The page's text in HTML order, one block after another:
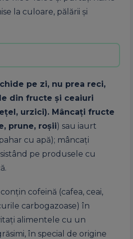
la culoare, pălării şi
pe zi, nu prea reci,
din fructe şi ceaiuri
urzici). Mâncaţi fructe
prune, roşii) sau iaurt
cu apă); mâncaţi
pe produsele cu
cofeină (cafea, ceai,
carbogazoase) în
alimentele cu un
în special de origine